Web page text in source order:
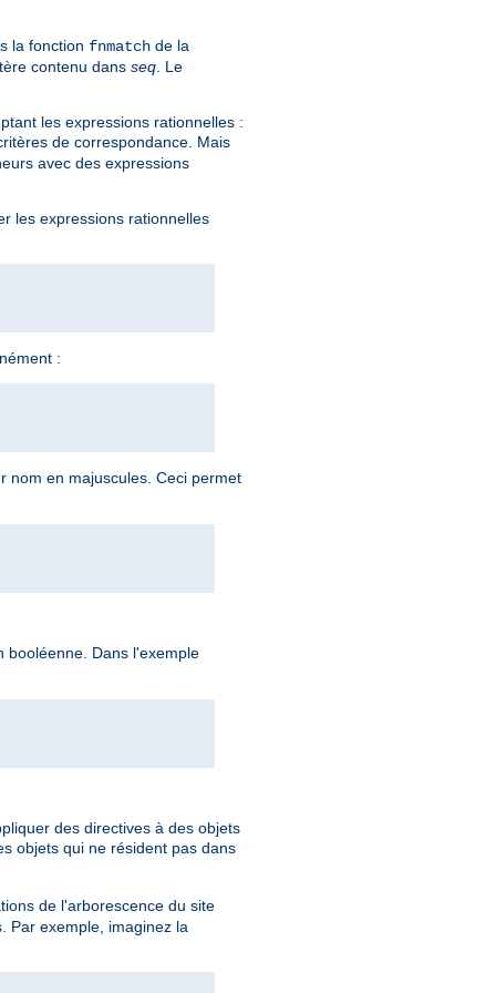
la fonction fnmatch de la
contenu dans seq . Le
les expressions rationnelles :
de correspondance. Mais
avec des expressions
les expressions rationnelles
:
nom en majuscules. Ceci permet
booléenne. Dans l'exemple
des directives à des objets
objets qui ne résident pas dans
de l'arborescence du site
Par exemple, imaginez la